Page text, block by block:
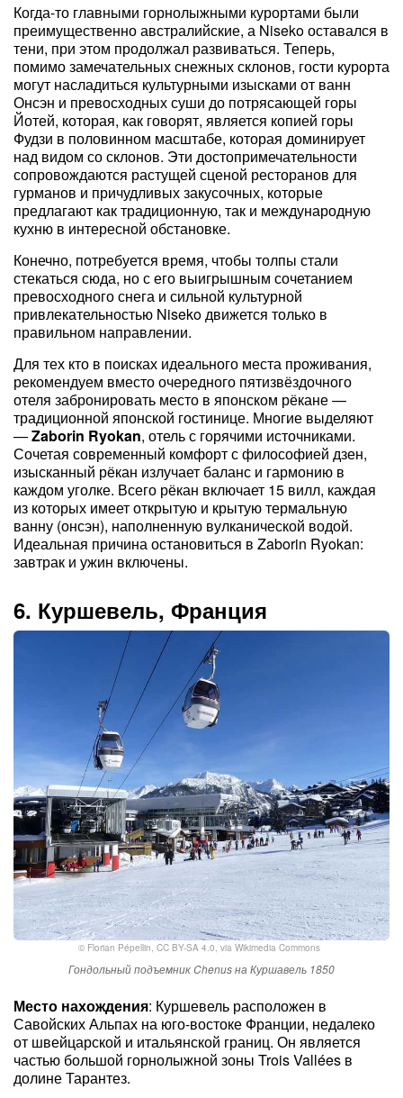
Когда-то главными горнолыжными курортами были
преимущественно австралийские, а Niseko оставался в
тени, при этом продолжал развиваться. Теперь,
помимо замечательных снежных склонов, гости курорта
могут насладиться культурными изысками от ванн
Онсэн и превосходных суши до потрясающей горы
Йотей, которая, как говорят, является копией горы
Фудзи в половинном масштабе, которая доминирует
над видом со склонов. Эти достопримечательности
сопровождаются растущей сценой ресторанов для
гурманов и причудливых закусочных, которые
предлагают как традиционную, так и международную
кухню в интересной обстановке.
Конечно, потребуется время, чтобы толпы стали
стекаться сюда, но с его выигрышным сочетанием
превосходного снега и сильной культурной
привлекательностью Niseko движется только в
правильном направлении.
Для тех кто в поисках идеального места проживания,
рекомендуем вместо очередного пятизвёздочного
отеля забронировать место в японском рёкане —
традиционной японской гостинице. Многие выделяют
—Zaborin Ryokan, отель с горячими источниками.
Сочетая современный комфорт с философией дзен,
изысканный рёкан излучает баланс и гармонию в
каждом уголке. Всего рёкан включает 15 вилл, каждая
из которых имеет открытую и крытую термальную
ванну (онсэн), наполненную вулканической водой.
Идеальная причина остановиться в Zaborin Ryokan:
завтрак и ужин включены.
6. Куршевель, Франция
© Florian Pépellin, CC BY-SA 4.0, via Wikimedia Commons
Гондольный подъемник Chenus на Куршавель 1850
Место нахождения: Куршевель расположен в
Савойских Альпах на юго-востоке Франции, недалеко
от швейцарской и итальянской границ. Он является
частью большой горнолыжной зоны Trois Vallées в
долине Тарантез.